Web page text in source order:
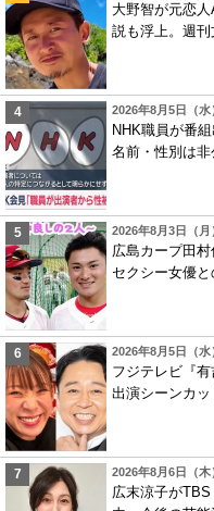
大野智が元恋
説も浮上。週
2026年8月5日（
NHK職員が番
名前・性別は
2026年8月3日（
広島カープ田村
セクシー女優
2026年8月5日（
フジテレビ『
出演シーンカ
2026年8月6日（木
広末涼子が